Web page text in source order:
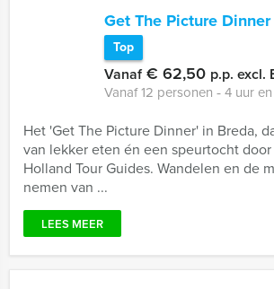
Get The Picture
Top
Vanaf€ 62,50 p.p. excl.
Vanaf 12 personen ‐ 4 uur
Het 'Get The Picture Dinner' in Breda,
van lekker eten én een speurtocht
Holland Tour Guides. Wandelen en de
nemen van ...
LEES MEER